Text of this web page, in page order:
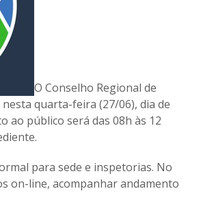
O Conselho Regional de
quarta-feira (27/06), dia de
ao público será das 08h às 12
para sede e inspetorias. No
on-line, acompanhar andamento